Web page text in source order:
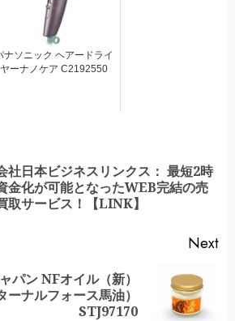
ナソニック ヘアードライ
ヤーナノケア C2192550
社日本ビジネスリンクス： 最短2時
金化が可能となったWEB完結の売
取サービス！【LINK】
Next
パン NFオイル（新）
ーナルフォース馬油）
STJ97170